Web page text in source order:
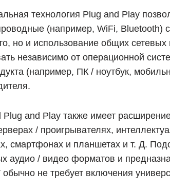
технология Plug and Play
(например, WiFi, Bluetooth)
но и использование общих
независимо от операционной
(например, ПК / ноутбук,
Plug and Play также имеет
/ проигрывателях,
смартфонах и планшетах и ​​т. Д.
аудио / видео форматов и
обычно не требует включения